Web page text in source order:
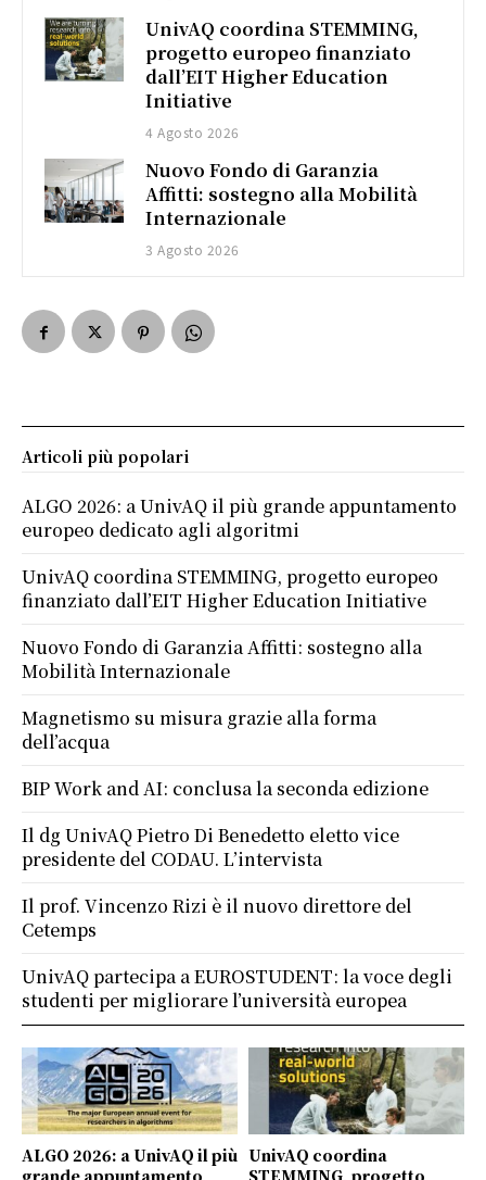
UnivAQ coordina STEMMING,
progetto europeo finanziato
dall’EIT Higher Education
Initiative
4 Agosto 2026
Nuovo Fondo di Garanzia
Affitti: sostegno alla Mobilità
Internazionale
3 Agosto 2026
ALGO 2026: a UnivAQ il più
grande appuntamento
UnivAQ coordina
STEMMING, progetto
Articoli più popolari
ALGO 2026: a UnivAQ il più grande appuntamento
europeo dedicato agli algoritmi
UnivAQ coordina STEMMING, progetto europeo
finanziato dall’EIT Higher Education Initiative
Nuovo Fondo di Garanzia Affitti: sostegno alla
Mobilità Internazionale
Magnetismo su misura grazie alla forma
dell’acqua
BIP Work and AI: conclusa la seconda edizione
Il dg UnivAQ Pietro Di Benedetto eletto vice
presidente del CODAU. L’intervista
Il prof. Vincenzo Rizi è il nuovo direttore del
Cetemps
UnivAQ partecipa a EUROSTUDENT: la voce degli
studenti per migliorare l’università europea